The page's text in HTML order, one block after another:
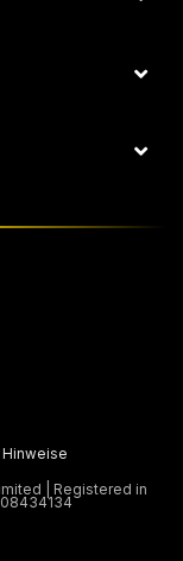
Hinweise
| Registered in